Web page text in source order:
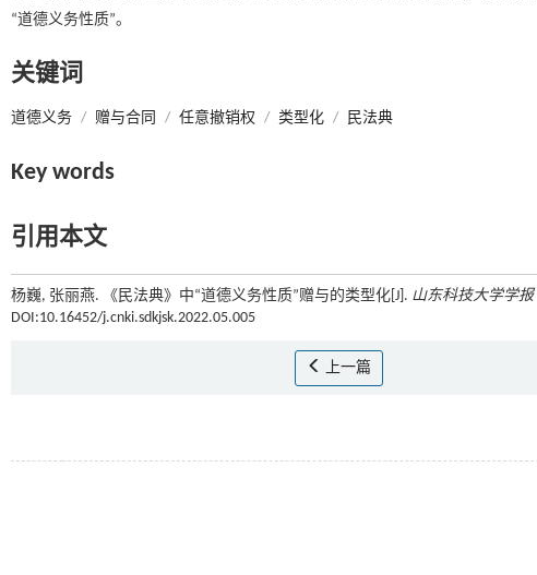
“道德义务性质”。
关键词
道德义务 / 赠与合同 / 任意撤销权 / 类型化 / 民法典
Key words
引用本文
杨巍, 张丽燕. 《民法典》中“道德义务性质”赠与的类型化[J]. 山东科技大学学报
DOI:10.16452/j.cnki.sdkjsk.2022.05.005
上一篇